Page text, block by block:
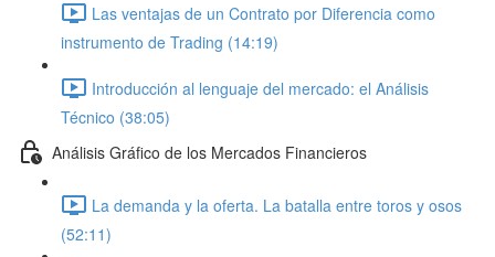
Las ventajas de un Contrato por Diferencia como
instrumento de Trading (14:19)
Introducción al lenguaje del mercado: el Análisis
Técnico (38:05)
Análisis Gráfico de los Mercados Financieros
La demanda y la oferta. La batalla entre toros y osos
(52:11)